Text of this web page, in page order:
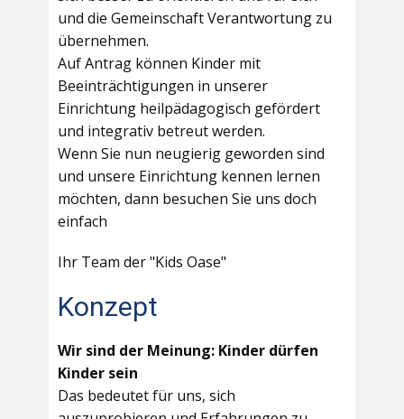
und die Gemeinschaft Verantwortung zu
übernehmen.
Auf Antrag können Kinder mit
Beeinträchtigungen in unserer
Einrichtung heilpädagogisch gefördert
und integrativ betreut werden.
Wenn Sie nun neugierig geworden sind
und unsere Einrichtung kennen lernen
möchten, dann besuchen Sie uns doch
einfach
Ihr Team der "Kids Oase"
Konzept
Wir sind der Meinung: Kinder dürfen
Kinder sein
Das bedeutet für uns, sich